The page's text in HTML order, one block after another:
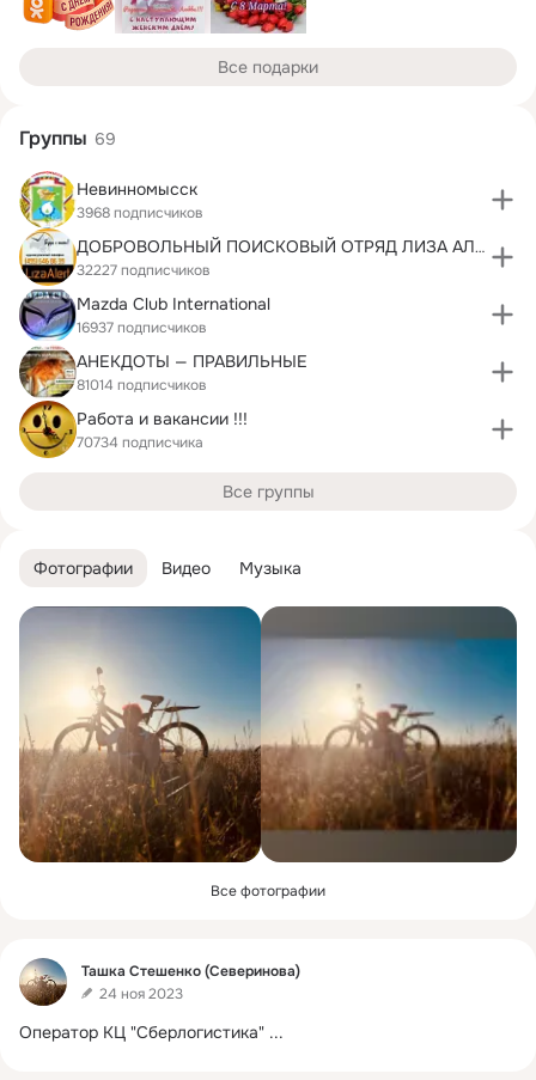
Фотографии Видео Музыка
Все фотографии
Фид
Ташка Стешенко (Северинова)
24 ноя 2023
Оператор КЦ "Сберлогистика" ...
Все подарки
Группы 69
Невинномысск
3968 подписчиков
ДОБРОВОЛЬНЫЙ ПОИСКОВЫЙ ОТРЯД ЛИЗА АЛЕРТ
32227 подписчиков
Mazda Club International
16937 подписчиков
АНЕКДОТЫ — ПРАВИЛЬНЫЕ
81014 подписчиков
Работа и вакансии !!!
70734 подписчика
Все группы